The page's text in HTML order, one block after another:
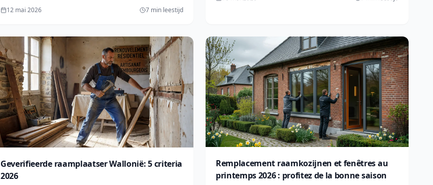
offerte aan op lesprosdemaville.be! (152 chars)
12 mai 2026 7 min leestijd
Geverifieerde raamplaatser Wallonië: 5 criteria
2026
Remplacement raamkozijnen et fenêtres au
printemps 2026 : profitez de la bonne saison